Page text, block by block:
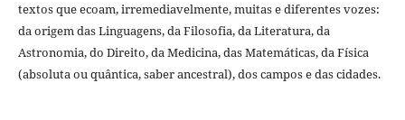
textos que ecoam, irremediavelmente, muitas e diferentes vozes:
da origem das Linguagens, da Filosofia, da Literatura, da
Astronomia, do Direito, da Medicina, das Matemáticas, da Física
(absoluta ou quântica, saber ancestral), dos campos e das cidades.